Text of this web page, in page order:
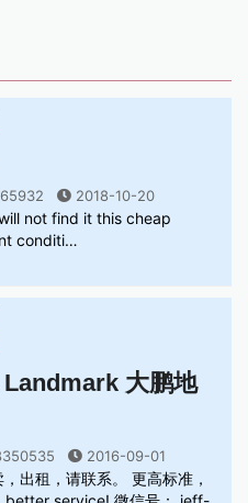
2018-10-20
not find it this cheap
conditi…
大鹏地
2016-09-01
出租，请联系。 更高标准，